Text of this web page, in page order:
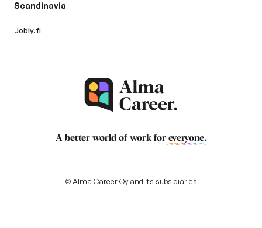
Scandinavia
Jobly.fi
A better world of work for everyone.
© Alma Career Oy and its subsidiaries